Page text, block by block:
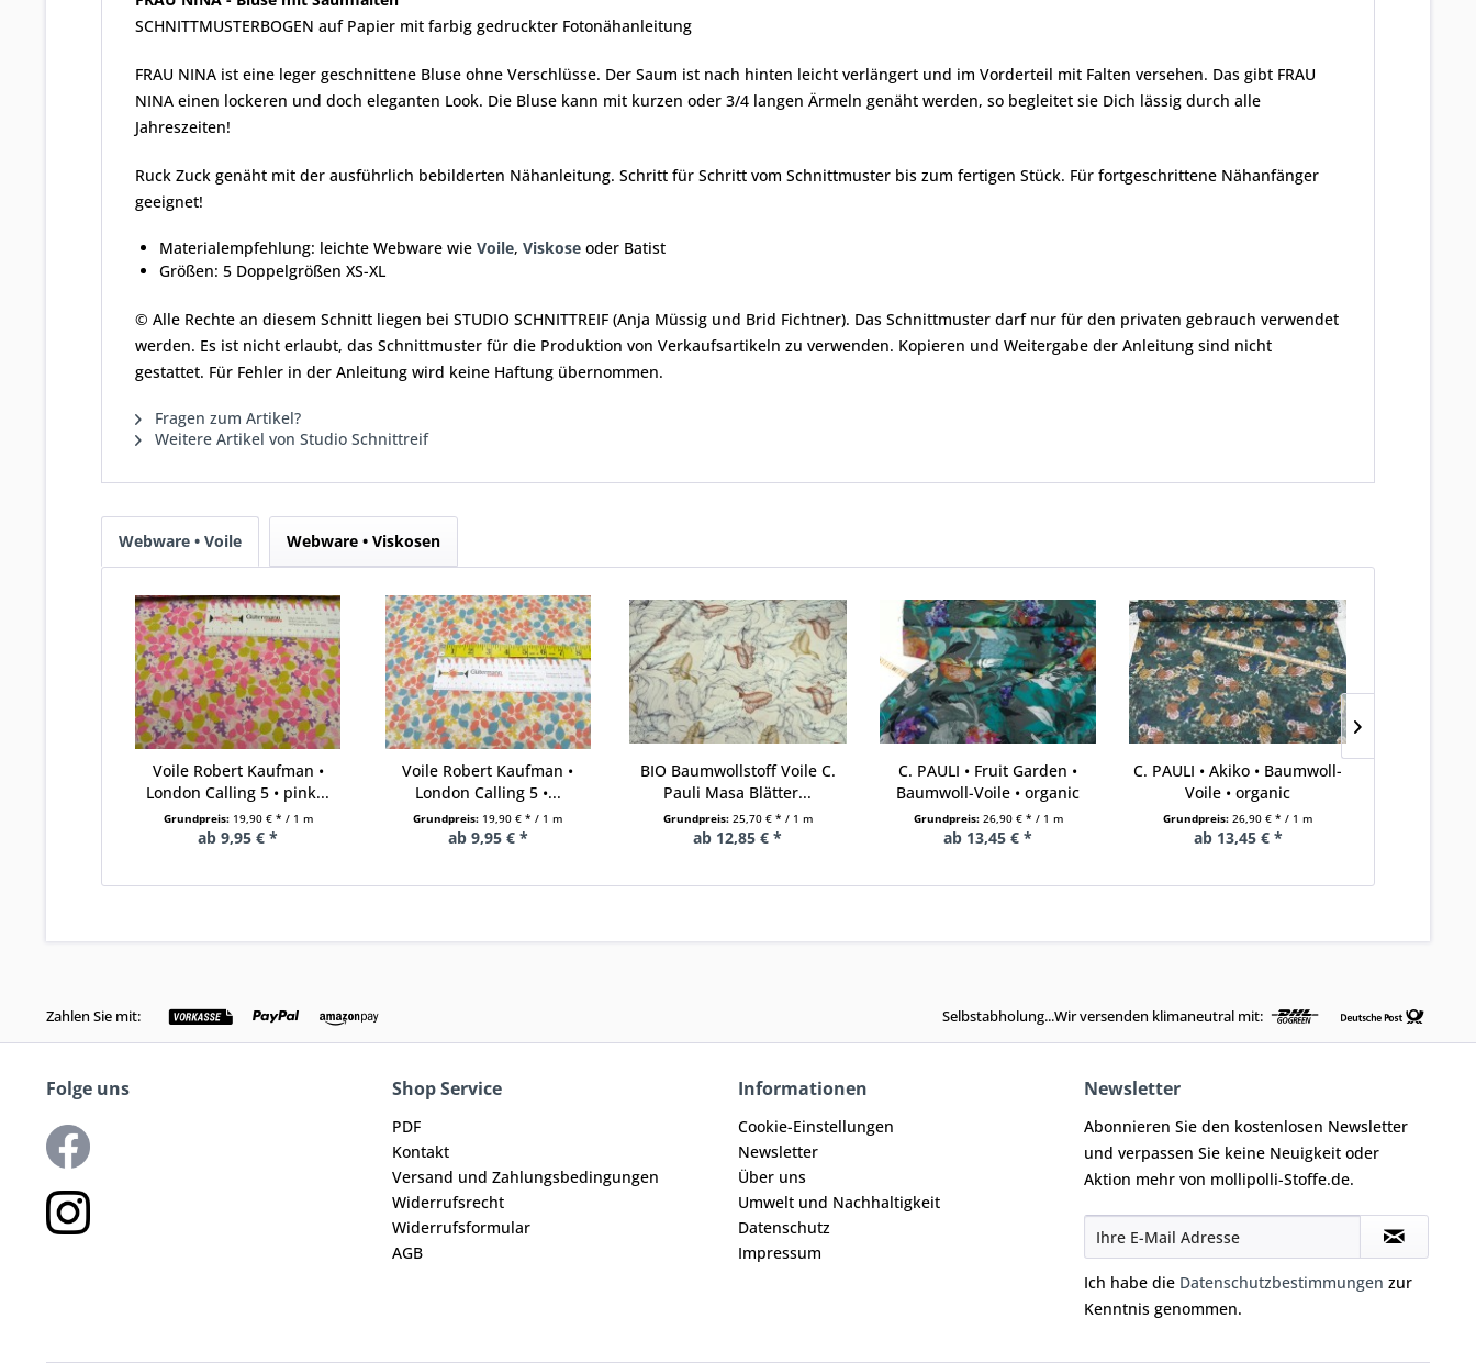
SCHNITTMUSTERBOGEN auf Papier mit farbig gedruckter Fotonähanleitung
FRAU NINA ist eine leger geschnittene Bluse ohne Verschlüsse. Der Saum ist nach hinten leicht verlängert und im Vorderteil mit Falten versehen. Das gibt FRAU
NINA einen lockeren und doch eleganten Look. Die Bluse kann mit kurzen oder 3/4 langen Ärmeln genäht werden, so begleitet sie Dich lässig durch alle
Jahreszeiten!
Ruck Zuck genäht mit der ausführlich bebilderten Nähanleitung. Schritt für Schritt vom Schnittmuster bis zum fertigen Stück. Für fortgeschrittene Nähanfänger
geeignet!
Materialempfehlung: leichte Webware wie Voile, Viskose oder Batist
Größen: 5 Doppelgrößen XS-XL
© Alle Rechte an diesem Schnitt liegen bei STUDIO SCHNITTREIF (Anja Müssig und Brid Fichtner). Das Schnittmuster darf nur für den privaten gebrauch verwendet
werden. Es ist nicht erlaubt, das Schnittmuster für die Produktion von Verkaufsartikeln zu verwenden. Kopieren und Weitergabe der Anleitung sind nicht
gestattet. Für Fehler in der Anleitung wird keine Haftung übernommen.
Fragen zum Artikel?
Weitere Artikel von Studio Schnittreif
Webware • Voile Webware • Viskosen
Voile Robert Kaufman •
London Calling 5 • pink...
Grundpreis: 19,90 € * / 1 m
ab 9,95 € *
Voile Robert Kaufman •
London Calling 5 •...
Grundpreis: 19,90 € * / 1 m
ab 9,95 € *
BIO Baumwollstoff Voile C.
Pauli Masa Blätter...
Grundpreis: 25,70 € * / 1 m
ab 12,85 € *
C. PAULI • Fruit Garden •
Baumwoll-Voile • organic
Grundpreis: 26,90 € * / 1 m
ab 13,45 € *
C. PAULI • Akiko • Baumwoll-
Voile • organic
Grundpreis:26,90 € * / 1 m
ab 13,45 € *
Zahlen Sie mit: Selbstabholung...Wir versenden klimaneutral mit:
Folge uns Shop Service
PDF
Kontakt
Versand und Zahlungsbedingungen
Widerrufsrecht
Widerrufsformular
AGB
Informationen
Cookie-Einstellungen
Newsletter
Über uns
Umwelt und Nachhaltigkeit
Datenschutz
Impressum
Newsletter
Abonnieren Sie den kostenlosen Newsletter
und verpassen Sie keine Neuigkeit oder
Aktion mehr von mollipolli-Stoffe.de.
Ich habe die Datenschutzbestimmungen zur
Kenntnis genommen.